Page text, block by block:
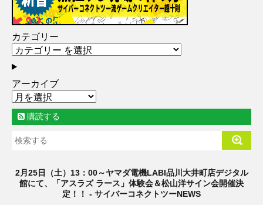
カテゴリー
アーカイブ
購読する
2月25日（土）13：00～ヤマダ電機LABI品川大井町店デジタル
館にて、「アスラズ ラース」体験会＆松山洋サイン会開催決
定！！ - サイバーコネクトツーNEWS